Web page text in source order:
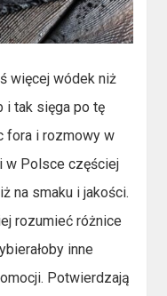
więcej wódek niż
i tak sięga po tę
fora i rozmowy w
w Polsce częściej
na smaku i jakości.
rozumieć różnice
inne
Potwierdzają